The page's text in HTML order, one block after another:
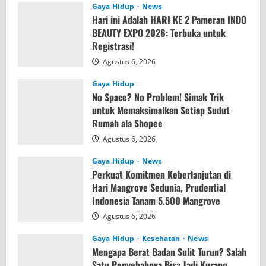
Gaya Hidup
News
Hari ini Adalah HARI KE 2 Pameran INDO
BEAUTY EXPO 2026: Terbuka untuk
Registrasi!
Agustus 6, 2026
Gaya Hidup
No Space? No Problem! Simak Trik
untuk Memaksimalkan Setiap Sudut
Rumah ala Shopee
Agustus 6, 2026
Gaya Hidup News
Perkuat Komitmen Keberlanjutan di
Hari Mangrove Sedunia, Prudential
Indonesia Tanam 5.500 Mangrove
Agustus 6, 2026
Gaya Hidup Kesehatan News
Mengapa Berat Badan Sulit Turun? Salah